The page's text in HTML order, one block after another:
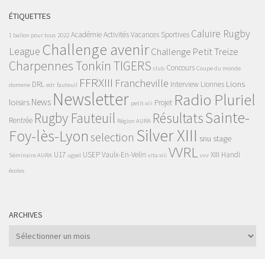
ÉTIQUETTES
1 ballon pour tous 2022 AcadémieActivités Vacances Sportives Caluire Rugby
League Challenge avenirChallenge Petit Treize
Charpennes Tonkin TIGERS club Concours Coupe du monde
domene DRL edr fauteuil FFRXIII Francheville Interview Lionnes Lions
loisirs News Newsletter petit xiii Projet Radio Pluriel
Rentrée Rugby Fauteuil Région AURA RésultatsSainte-
Foy-lès-Lyon selection Silver XIII snu stage
Séminaire AURA U17 ugsel USEPVaulx-En-Velin vita xiii VVRL vvv XIII Handi
écoles
ARCHIVES
Archives